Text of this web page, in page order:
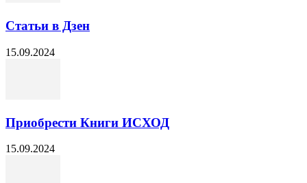
Статьи в Дзен
15.09.2024
Приобрести Книги ИСХОД
15.09.2024